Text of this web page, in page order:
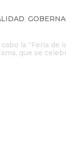
,
la “Feria de
que se